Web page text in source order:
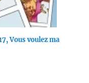
Vous voulez ma